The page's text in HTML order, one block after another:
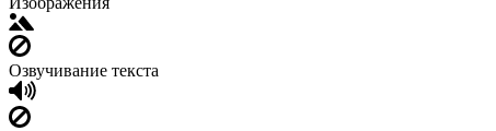
Озвучивание текста